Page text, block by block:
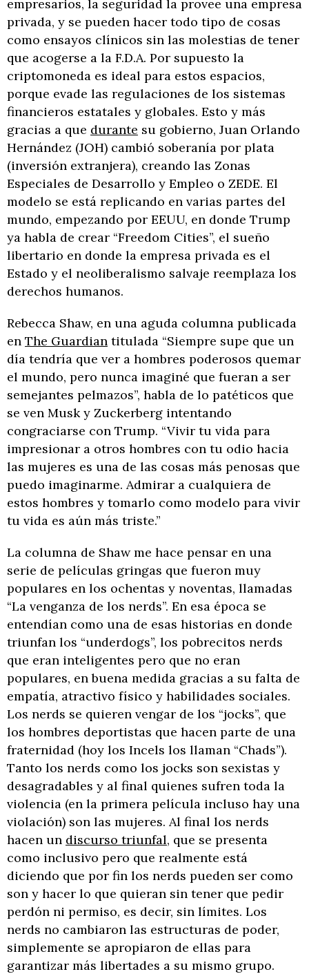
empresarios, la seguridad la provee una empresa
privada, y se pueden hacer todo tipo de cosas
como ensayos clínicos sin las molestias de tener
que acogerse a la F.D.A. Por supuesto la
criptomoneda es ideal para estos espacios,
porque evade las regulaciones de los sistemas
financieros estatales y globales. Esto y más
gracias a que durante su gobierno, Juan Orlando
Hernández (JOH) cambió soberanía por plata
(inversión extranjera), creando las Zonas
Especiales de Desarrollo y Empleo o ZEDE. El
modelo se está replicando en varias partes del
mundo, empezando por EEUU, en donde Trump
ya habla de crear “Freedom Cities”, el sueño
libertario en donde la empresa privada es el
Estado y el neoliberalismo salvaje reemplaza los
derechos humanos.
Rebecca Shaw, en una aguda columna publicada
en The Guardian titulada “Siempre supe que un
día tendría que ver a hombres poderosos quemar
el mundo, pero nunca imaginé que fueran a ser
semejantes pelmazos”, habla de lo patéticos que
se ven Musk y Zuckerberg intentando
congraciarse con Trump. “Vivir tu vida para
impresionar a otros hombres con tu odio hacia
las mujeres es una de las cosas más penosas que
puedo imaginarme. Admirar a cualquiera de
estos hombres y tomarlo como modelo para vivir
tu vida es aún más triste.”
La columna de Shaw me hace pensar en una
serie de películas gringas que fueron muy
populares en los ochentas y noventas, llamadas
“La venganza de los nerds”. En esa época se
entendían como una de esas historias en donde
triunfan los “underdogs”, los pobrecitos nerds
que eran inteligentes pero que no eran
populares, en buena medida gracias a su falta de
empatía, atractivo físico y habilidades sociales.
Los nerds se quieren vengar de los “jocks”, que
los hombres deportistas que hacen parte de una
fraternidad (hoy los Incels los llaman “Chads”).
Tanto los nerds como los jocks son sexistas y
desagradables y al final quienes sufren toda la
violencia (en la primera película incluso hay una
violación) son las mujeres. Al final los nerds
hacen un discurso triunfal, que se presenta
como inclusivo pero que realmente está
diciendo que por fin los nerds pueden ser como
son y hacer lo que quieran sin tener que pedir
perdón ni permiso, es decir, sin límites. Los
nerds no cambiaron las estructuras de poder,
simplemente se apropiaron de ellas para
garantizar más libertades a su mismo grupo.